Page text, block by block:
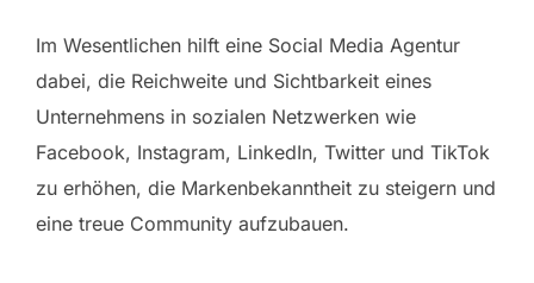
Im Wesentlichen hilft eine Social Media Agentur
dabei, die Reichweite und Sichtbarkeit eines
Unternehmens in sozialen Netzwerken wie
Facebook, Instagram, LinkedIn, Twitter und TikTok
zu erhöhen, die Markenbekanntheit zu steigern und
eine treue Community aufzubauen.